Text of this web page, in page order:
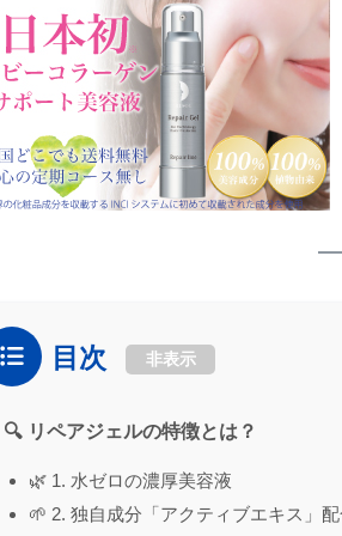
目次 非表示
🔍 リペアジェルの特徴とは？
🌿 1. 水ゼロの濃厚美容液
🌱 2. 独自成分「アクティブエキス」